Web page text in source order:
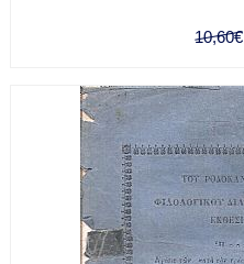
10,60€